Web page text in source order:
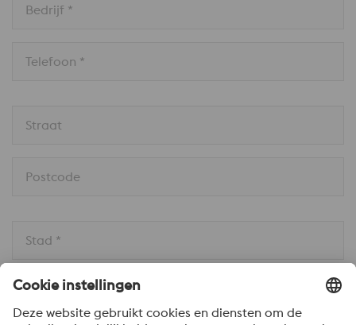
Bedrijf *
Telefoon *
Straat
Postcode
Stad *
Land *